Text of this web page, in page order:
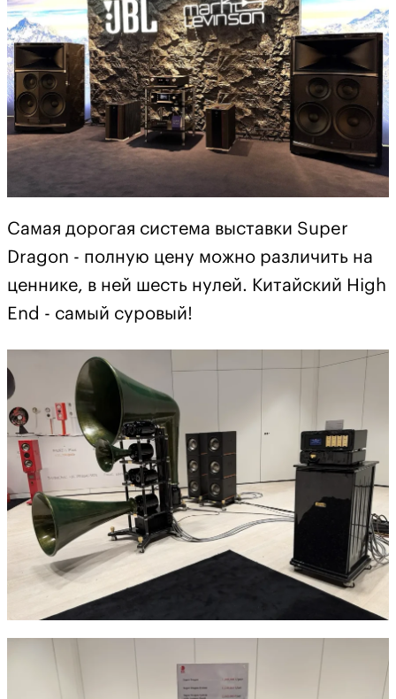
Самая дорогая система выставки Super
Dragon - полную цену можно различить на
ценнике, в ней шесть нулей. Китайский High
End - самый суровый!